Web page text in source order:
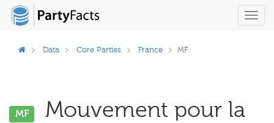
Data Core Parties France MF
MF
Mouvement pour la